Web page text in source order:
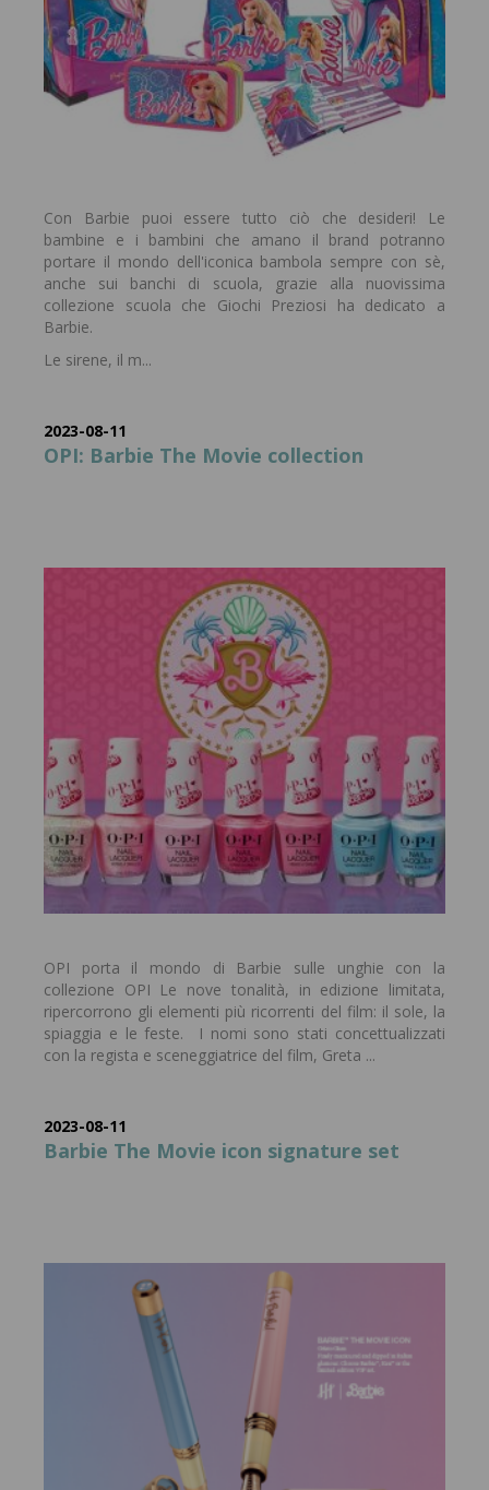
Con Barbie puoi essere tutto ciò che desideri! Le
bambine e i bambini che amano il brand potranno
portare il mondo dell'iconica bambola sempre con sè,
anche sui banchi di scuola, grazie alla nuovissima
collezione scuola che Giochi Preziosi ha dedicato a
Barbie.
Le sirene, il m...
2023-08-11
OPI: Barbie The Movie collection
OPI porta il mondo di Barbie sulle unghie con la
collezione OPI Le nove tonalità, in edizione limitata,
ripercorrono gli elementi più ricorrenti del film: il sole, la
spiaggia e le feste. I nomi sono stati concettualizzati
con la regista e sceneggiatrice del film, Greta ...
2023-08-11
Barbie The Movie icon signature set